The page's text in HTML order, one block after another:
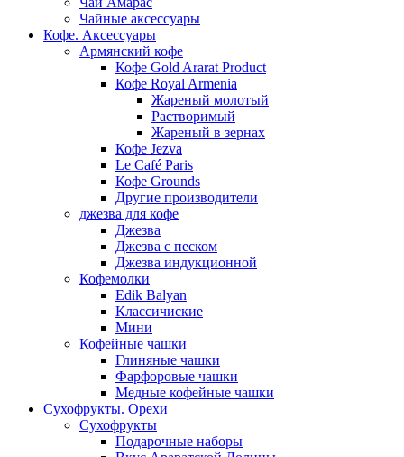
Чайные аксессуары
Кофе. Аксессуары
Армянский кофе
Кофе Gold Ararat Product
Кофе Royal Armenia
Жареный молотый
Растворимый
Жареный в зернах
Кофе Jezva
Le Café Paris
Кофе Grounds
Другие производители
джезва для кофе
Джезва
Джезва с песком
Джезва индукционной
Кофемолки
Edik Balyan
Классичиские
Мини
Кофейные чашки
Глиняные чашки
Фарфоровые чашки
Медные кофейные чашки
Сухофрукты. Орехи
Сухофрукты
Подарочные наборы